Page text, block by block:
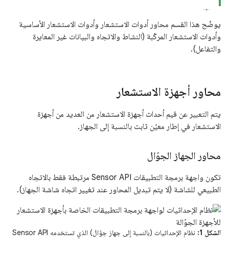
يوضّح هذا القسم محاور أدوات الاستشعار وأدوات الاستشعار الأساسية
وأدوات الاستشعار المركّبة (النشاط والاتجاه والبيانات غير المعايرة
والتفاعل).
محاور أجهزة الاستشعار
يتم التعبير عن قيم أحداث أجهزة الاستشعار من العديد من أجهزة
الاستشعار في إطار معيّن ثابت بالنسبة إلى الجهاز.
محاور الجهاز الجوّال
تكون واجهة برمجة التطبيقات Sensor API مرتبطة فقط بالاتجاه
الطبيعي للشاشة (لا يتم تبديل المحاور عند تغيير اتجاه شاشة الجهاز).
الشكل 1: نظام الإحداثيات (بالنسبة إلى جهاز جوّال) الذي تستخدمه Sensor API